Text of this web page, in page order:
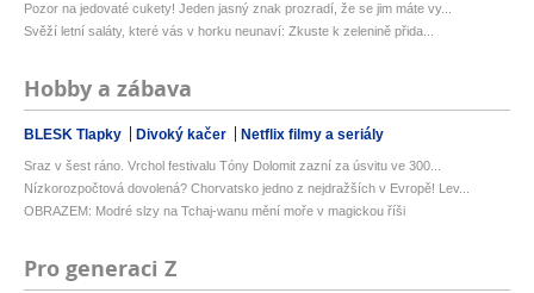
Pozor na jedovaté cukety! Jeden jasný znak prozradí, že se jim máte vy...
Svěží letní saláty, které vás v horku neunaví: Zkuste k zelenině přida...
Hobby a zábava
BLESK Tlapky Divoký kačer Netflix filmy a seriály
Sraz v šest ráno. Vrchol festivalu Tóny Dolomit zazní za úsvitu ve 300...
Nízkorozpočtová dovolená? Chorvatsko jedno z nejdražších v Evropě! Lev...
OBRAZEM: Modré slzy na Tchaj-wanu mění moře v magickou říši
Pro generaci Z